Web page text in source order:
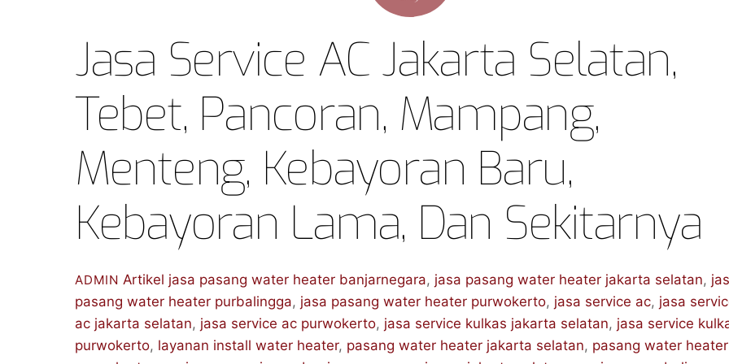
Jasa Service AC Jakarta Selatan,
Tebet, Pancoran, Mampang,
Menteng, Kebayoran Baru,
Kebayoran Lama, Dan Sekitarnya
ADMIN Artikel jasa pasang water heater banjarnegara, jasa pasang water heater jakarta selatan,
pasang water heater purbalingga, jasa pasang water heater purwokerto, jasa service ac, jasa
ac jakarta selatan, jasa service ac purwokerto, jasa service kulkas jakarta selatan, jasa service
purwokerto, layanan install water heater, pasang water heater jakarta selatan, pasang water heater